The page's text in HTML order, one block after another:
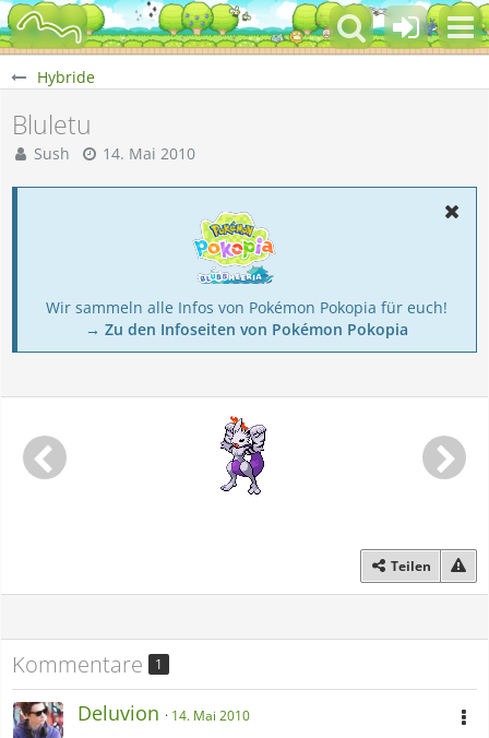
Hybride
Bluletu
Sush 14. Mai 2010
Wir sammeln alle Infos von Pokémon Pokopia für euch!
→ Zu den Infoseiten von Pokémon Pokopia
Teilen
Kommentare 1
Deluvion 14. Mai 2010